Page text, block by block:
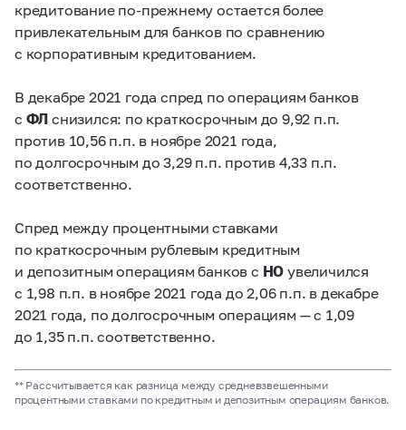
кредитование по-прежнему остается более
привлекательным для банков по сравнению
с корпоративным кредитованием.
В декабре 2021 года спред по операциям банков
с ФЛ снизился: по краткосрочным до 9,92 п.п.
против 10,56 п.п. в ноябре 2021 года,
по долгосрочным до 3,29 п.п. против 4,33 п.п.
соответственно.
Спред между процентными ставками
по краткосрочным рублевым кредитным
и депозитным операциям банков с НО увеличился
с 1,98 п.п. в ноябре 2021 года до 2,06 п.п. в декабре
2021 года, по долгосрочным операциям — с 1,09
до 1,35 п.п. соответственно.
** Рассчитывается как разница между средневзвешенными
процентными ставками по кредитным и депозитным операциям банков.